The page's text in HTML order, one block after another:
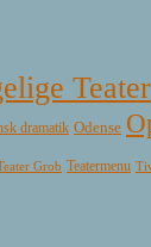
Teater
dramatik Odense
Grob Teatermenu